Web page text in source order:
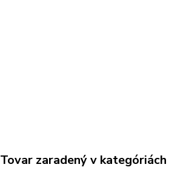
Tovar zaradený v kategóriách